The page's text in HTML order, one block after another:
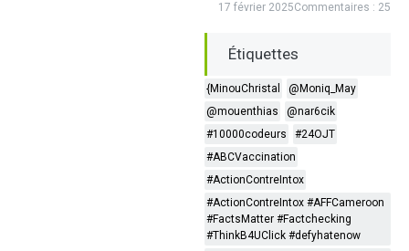
17 février 2025Commentaires : 25
Étiquettes
{MinouChristal
@Moniq_May
@mouenthias
@nar6cik
#10000codeurs
#24OJT
#ABCVaccination
#ActionContreIntox
#ActionContreIntox #AFFCameroon
#FactsMatter #Factchecking
#ThinkB4UClick #defyhatenow